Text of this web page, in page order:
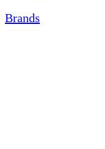
Brands